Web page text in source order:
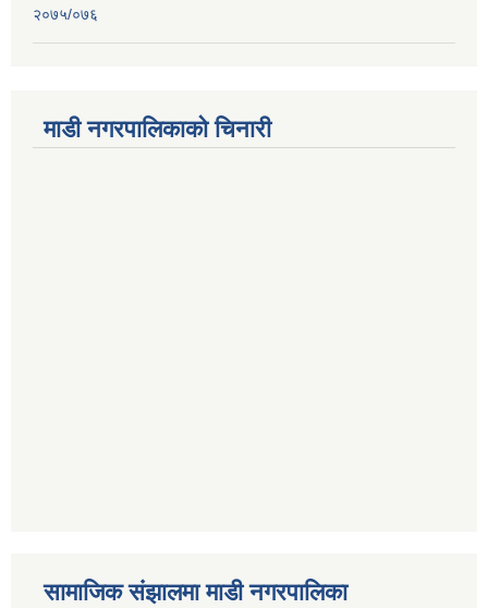
२०७५/०७६
माडी नगरपालिकाको चिनारी
सामाजिक संझालमा माडी नगरपालिका